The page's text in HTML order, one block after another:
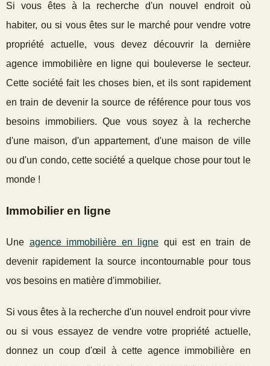
Si vous êtes à la recherche d'un nouvel endroit où
habiter, ou si vous êtes sur le marché pour vendre votre
propriété actuelle, vous devez découvrir la dernière
agence immobilière en ligne qui bouleverse le secteur.
Cette société fait les choses bien, et ils sont rapidement
en train de devenir la source de référence pour tous vos
besoins immobiliers. Que vous soyez à la recherche
d'une maison, d'un appartement, d'une maison de ville
ou d'un condo, cette société a quelque chose pour tout le
monde !
Immobilier en ligne
Une agence immobilière en ligne qui est en train de
devenir rapidement la source incontournable pour tous
vos besoins en matière d'immobilier.
Si vous êtes à la recherche d'un nouvel endroit pour vivre
ou si vous essayez de vendre votre propriété actuelle,
donnez un coup d'œil à cette agence immobilière en